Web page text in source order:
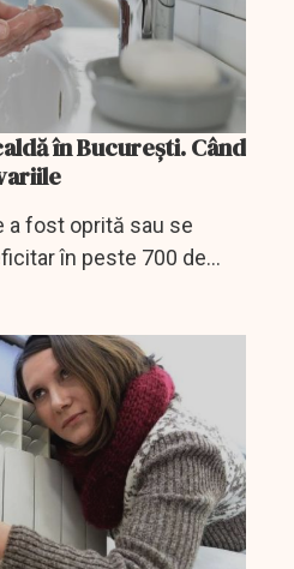
în București. Când
a fost oprită sau se
în peste 700 de
informaţiilor